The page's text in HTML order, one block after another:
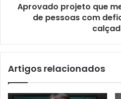
Aprovado projeto que
de pessoas com
Artigos relacionados